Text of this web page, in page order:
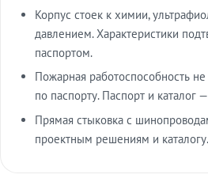
Корпус стоек к химии,
давлением. Характеристики
паспортом.
Пожарная работоспособность
по паспорту. Паспорт и каталог
Прямая стыковка с
проектным решениям и каталогу.